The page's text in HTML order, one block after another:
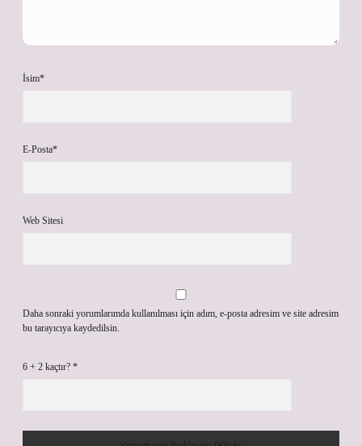
İsim*
E-Posta*
Web Sitesi
Daha sonraki yorumlarımda kullanılması için adım, e-posta adresim ve site adresim
bu tarayıcıya kaydedilsin.
6 + 2 kaçtır? *